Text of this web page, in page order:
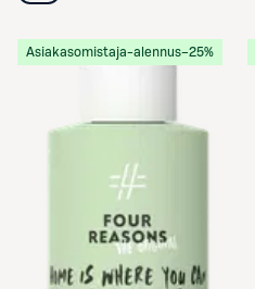
Asiakasomistaja-alennus−25%